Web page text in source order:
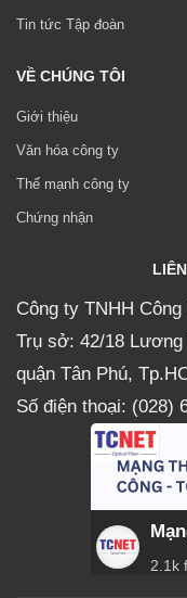
Tin tức Tập đoàn
VỀ CHÚNG TÔI
Giới thiệu
Văn hóa công ty
Thế mạnh công ty
Chứng nhận
Công ty TNHH
Trụ sở: 42/18
quận Tân Phú,
Số điện thoại: (028)
2.1k